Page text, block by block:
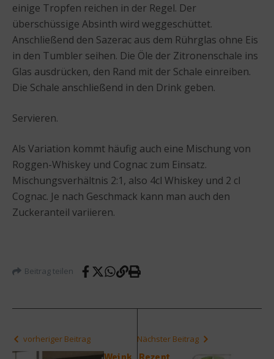
einige Tropfen reichen in der Regel. Der
überschüssige Absinth wird weggeschüttet.
Anschließend den Sazerac aus dem Rührglas ohne Eis
in den Tumbler seihen. Die Öle der Zitronenschale ins
Glas ausdrücken, den Rand mit der Schale einreiben.
Die Schale anschließend in den Drink geben.
Servieren.
Als Variation kommt häufig auch eine Mischung von
Roggen-Whiskey und Cognac zum Einsatz.
Mischungsverhältnis 2:1, also 4cl Whiskey und 2 cl
Cognac. Je nach Geschmack kann man auch den
Zuckeranteil variieren.
Beitrag teilen
vorheriger Beitrag Nächster Beitrag